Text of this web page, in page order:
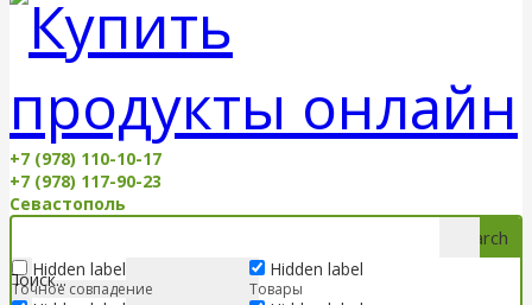
+7 (978) 110-10-17
+7 (978) 117-90-23
Севастополь
Search
Hidden label
Точное совпадение
Hidden label
Товары